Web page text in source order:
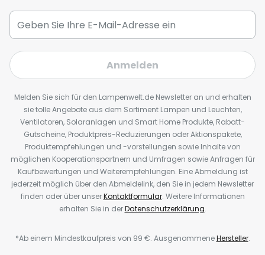
Anmelden
Melden Sie sich für den Lampenwelt.de Newsletter an und erhalten
sie tolle Angebote aus dem Sortiment Lampen und Leuchten,
Ventilatoren, Solaranlagen und Smart Home Produkte, Rabatt-
Gutscheine, Produktpreis-Reduzierungen oder Aktionspakete,
Produktempfehlungen und -vorstellungen sowie Inhalte von
möglichen Kooperationspartnern und Umfragen sowie Anfragen für
Kaufbewertungen und Weiterempfehlungen. Eine Abmeldung ist
jederzeit möglich über den Abmeldelink, den Sie in jedem Newsletter
finden oder über unserKontaktformular. Weitere Informationen
erhalten Sie in derDatenschutzerklärung.
*Ab einem Mindestkaufpreis von 99 €. AusgenommeneHersteller.